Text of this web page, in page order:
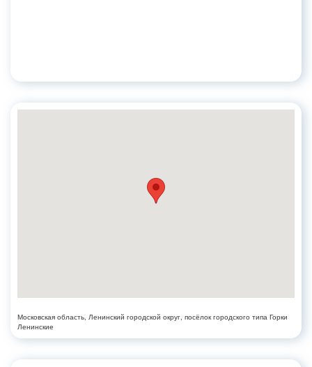
Московская область, Ленинский городской округ, посёлок городского типа Горки
Ленинские